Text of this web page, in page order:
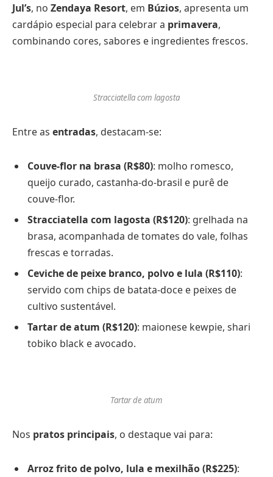
Jul’s, no Zendaya Resort, em Búzios, apresenta um
cardápio especial para celebrar a primavera,
combinando cores, sabores e ingredientes frescos.
Stracciatella com lagosta
Entre as entradas, destacam-se:
Couve-flor na brasa (R$80): molho romesco,
queijo curado, castanha-do-brasil e purê de
couve-flor.
Stracciatella com lagosta (R$120): grelhada na
brasa, acompanhada de tomates do vale, folhas
frescas e torradas.
Ceviche de peixe branco, polvo e lula (R$110):
servido com chips de batata-doce e peixes de
cultivo sustentável.
Tartar de atum (R$120): maionese kewpie, shari
tobiko black e avocado.
Tartar de atum
Nos pratos principais, o destaque vai para:
Arroz frito de polvo, lula e mexilhão (R$225):